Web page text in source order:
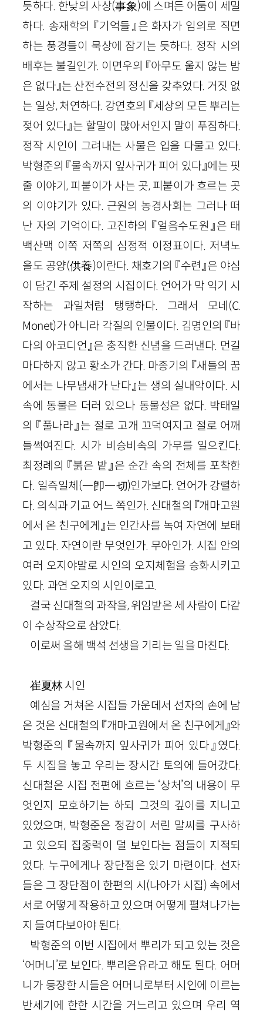
듯하다. 한낮의 사상(事象)에 스며든 어둠이 세밀
하다. 송재학의 『기억들』은 화자가 임의로 직면
하는 풍경들이 묵상에 잠기는 듯하다. 정작 시의
배후는 불길인가. 이면우의 『아무도 울지 않는 밤
은 없다』는 산전수전의 정신을 갖추었다. 거짓 없
는 일상, 처연하다. 강연호의 『세상의 모든 뿌리는
젖어 있다』는 할말이 많아서인지 말이 푸짐하다.
정작 시인이 그려내는 사물은 입을 다물고 있다.
박형준의 『물속까지 잎사귀가 피어 있다』에는 핏
줄 이야기, 피붙이가 사는 곳, 피붙이가 흐르는 곳
의 이야기가 있다. 근원의 농경사회는 그러나 떠
난 자의 기억이다. 고진하의 『얼음수도원』은 태
백산맥 이쪽 저쪽의 심정적 이정표이다. 저녁노
을도 공양(供養)이란다. 채호기의 『수련』은 야심
이 담긴 주제 설정의 시집이다. 언어가 막 익기 시
작하는 과일처럼 탱탱하다. 그래서 모네(C.
Monet)가 아니라 각질의 인물이다. 김명인의 『바
다의 아코디언』은 충직한 신념을 드러낸다. 먼길
마다하지 않고 황소가 간다. 마종기의 『새들의 꿈
에서는 나무냄새가 난다』는 생의 실내악이다. 시
속에 동물은 더러 있으나 동물성은 없다. 박태일
의 『풀나라』는 절로 고개 끄덕여지고 절로 어깨
들썩여진다. 시가 비승비속의 가무를 일으킨다.
최정례의 『붉은 밭』은 순간 속의 전체를 포착한
다. 일즉일체(一卽一切)인가보다. 언어가 강렬하
다. 의식과 기교 어느 쪽인가. 신대철의 『개마고원
에서 온 친구에게』는 인간사를 녹여 자연에 보태
고 있다. 자연이란 무엇인가. 무아인가. 시집 안의
여러 오지야말로 시인의 오지체험을 승화시키고
있다. 과연 오지의 시인이로고.
결국 신대철의 과작을, 위임받은 세 사람이 다같
이 수상작으로 삼았다.
이로써 올해 백석 선생을 기리는 일을 마친다.
崔夏林 시인
예심을 거쳐온 시집들 가운데서 선자의 손에 남
은 것은 신대철의 『개마고원에서 온 친구에게』와
박형준의 『물속까지 잎사귀가 피어 있다』였다.
두 시집을 놓고 우리는 장시간 토의에 들어갔다.
신대철은 시집 전편에 흐르는 ‘상처’의 내용이 무
엇인지 모호하기는 하되 그것의 깊이를 지니고
있었으며, 박형준은 정감이 서린 말씨를 구사하
고 있으되 집중력이 덜 보인다는 점들이 지적되
었다. 누구에게나 장단점은 있기 마련이다. 선자
들은 그 장단점이 한편의 시(나아가 시집) 속에서
서로 어떻게 작용하고 있으며 어떻게 펼쳐나가는
지 들여다보아야 된다.
박형준의 이번 시집에서 뿌리가 되고 있는 것은
‘어머니’로 보인다. 뿌리은유라고 해도 된다. 어머
니가 등장한 시들은 어머니로부터 시인에 이르는
반세기에 한한 시간을 거느리고 있으며 우리 역